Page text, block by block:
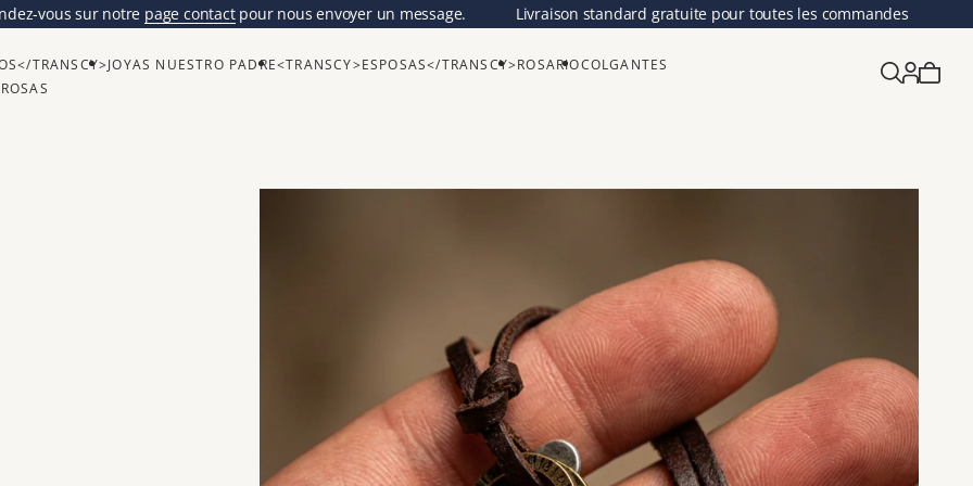
vous sur notre page contactpour nous envoyer un message. Livraison standard gratuite pour toutes les commandes
TRANSCY>JOYAS NUESTRO PADRE<TRANSCY>ESPOSAS</TRANSCY>ROSARIOCOLGANTES